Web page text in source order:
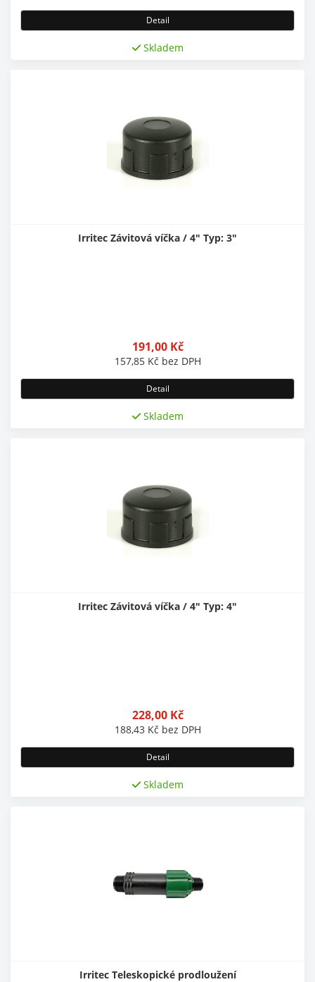
Detail
Skladem
Irritec Závitová víčka / 4" Typ: 3"
191,00 Kč
157,85 Kč bez DPH
Detail
Skladem
Irritec Závitová víčka / 4" Typ: 4"
228,00 Kč
188,43 Kč bez DPH
Detail
Skladem
Irritec Teleskopické prodloužení